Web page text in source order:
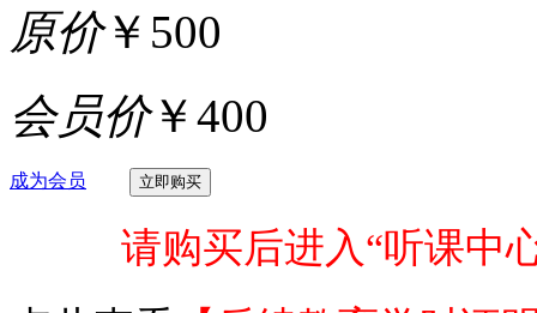
原价￥500
会员价￥400
成为会员
请购买后进入“听课中